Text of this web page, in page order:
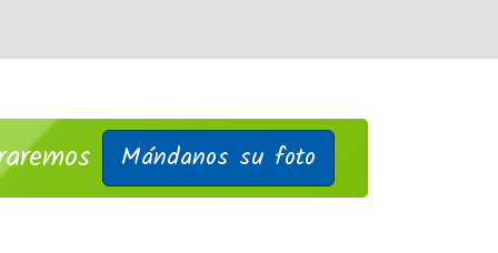
Mándanos su foto